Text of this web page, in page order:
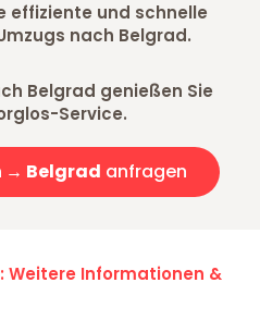
effiziente und schnelle
nach Belgrad.
Belgrad genießen Sie
Service.
→ Belgrad anfragen
Weitere Informationen &